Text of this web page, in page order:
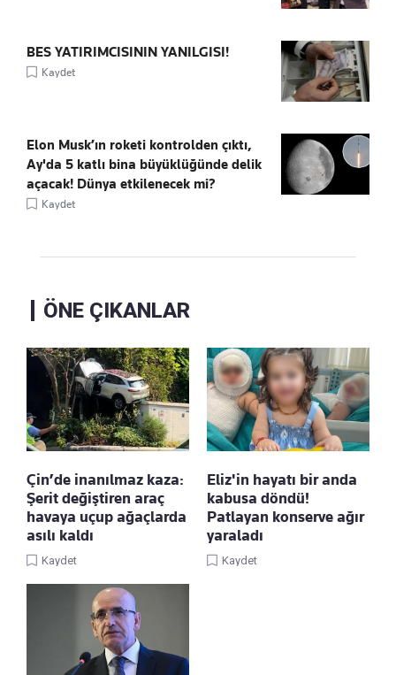
BES YATIRIMCISININ YANILGISI!
Kaydet
Elon Musk’ın roketi kontrolden çıktı,
Ay'da 5 katlı bina büyüklüğünde delik
açacak! Dünya etkilenecek mi?
Kaydet
ÖNE ÇIKANLAR
Çin’de inanılmaz kaza:
Şerit değiştiren araç
havaya uçup ağaçlarda
asılı kaldı
Kaydet
Eliz'in hayatı bir anda
kabusa döndü!
Patlayan konserve ağır
yaraladı
Kaydet